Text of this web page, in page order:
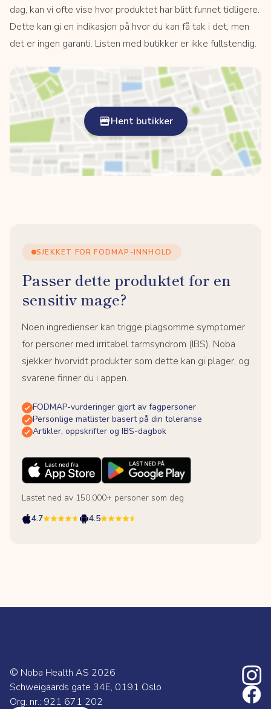
dag, kan vi ofte vise hvor produktet har blitt funnet tidligere.
Dette kan gi en indikasjon på hvor du kan få tak i det, men
det er ingen garanti. Listen med butikker er ikke fullstendig.
Hent butikker
SJEKKET FOR FODMAP-INNHOLD
Passer dette produktet for en
sensitiv mage?
Noen ingredienser kan trigge plagsomme symptomer
for personer med irritabel tarmsyndrom (IBS). Noba
sjekker hvorvidt produkter som dette kan gi plager, og
svarene finner du i appen.
FODMAP-vurderinger gjort av fagpersoner
Personlige matlister basert på din toleranse
Artikler, oppskrifter og IBS-dagbok
Lastet ned av 150,000+ personer som deg
4.7
4.5
© Noba Health AS 2026
Schweigaards gate 34E, 0191 Oslo
Org. nr.: 921 671 202